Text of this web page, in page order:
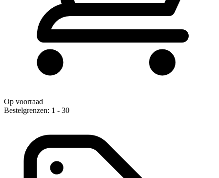
Op voorraad
Bestelgrenzen: 1 - 30